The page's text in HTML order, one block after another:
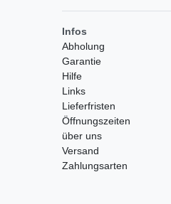
Infos
Abholung
Garantie
Hilfe
Links
Lieferfristen
Öffnungszeiten
über uns
Versand
Zahlungsarten